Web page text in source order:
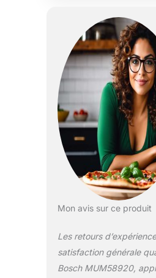
préparation de
importantes :
pâte à gâteau
ou 1,9 kg de pâte
brioches) Facile
au bras mobile
pression, il
+ turbo pour
de vos
robot pâtissier
MUM58920, 1x
fouet mélangeur,
pétrisseur inox,
réversibles inox,
couvercle de
Mon avis sur ce produit
Les retours
satisfaction générale
Bosch MUM58920,